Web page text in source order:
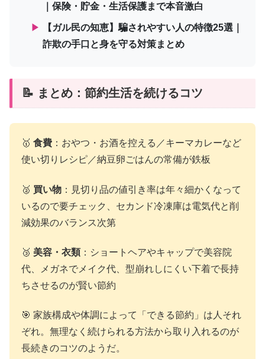
｜保険・貯金・生活保護まで本音激白
▶
【ガル民の知恵】騙されやすい人の特徴25選｜
詐欺の手口と身を守る対策まとめ
📝 まとめ：節約生活を続けるコツ
🥇 食費 ：おやつ・お酒を控える／キーマカレーなど
使い切りレシピ／納豆卵ごはんの常備が鉄板
🥈 買い物 ：見切り品の値引き率は年々細かくなって
いるので要チェック、セカンド冷凍庫は電気代と削
減効果のバランス次第
🥉 美容・衣類：ショートヘアやキャップで美容院
代、メガネでメイク代、型崩れしにくい下着で長持
ちさせるのが賢い節約
🎯 家族構成や体調によって「できる節約」は人それ
ぞれ。無理なく続けられる方法から取り入れるのが
長続きのコツのようだ。